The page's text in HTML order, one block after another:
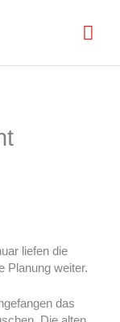
liefen die
Planung weiter.
das